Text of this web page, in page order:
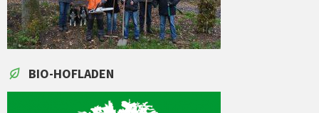
BIO-HOFLADEN